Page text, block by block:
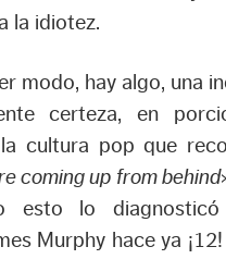
la idiotez.
modo, hay algo, una
certeza, en
cultura pop que
coming up from behind
esto lo
Murphy hace ya